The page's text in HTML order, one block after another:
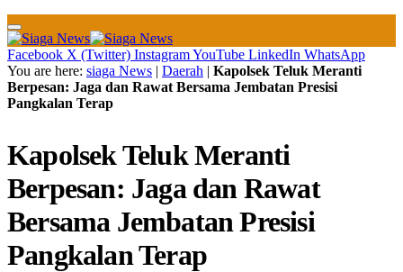
Facebook X (Twitter) InstagramYouTube LinkedIn WhatsApp
You are here: siaga News | Daerah | Kapolsek Teluk Meranti
Berpesan: Jaga dan Rawat Bersama Jembatan Presisi
Pangkalan Terap
Kapolsek Teluk Meranti
Berpesan: Jaga dan Rawat
Bersama Jembatan Presisi
Pangkalan Terap